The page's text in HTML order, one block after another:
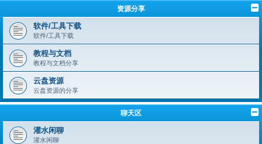
资源分享
软件/工具下载
软件/工具下载
​​教程与文档
​​教程与文档分享
云盘资源
云盘资源的分享
聊天区
灌水闲聊
灌水闲聊